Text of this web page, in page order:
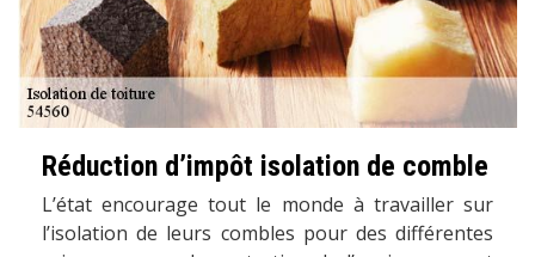
Réduction d’impôt isolation de comble
L’état encourage tout le monde à travailler sur
l’isolation de leurs combles pour des différentes